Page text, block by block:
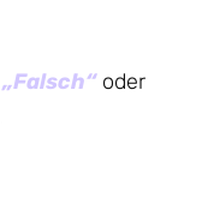
„Falsch“oder